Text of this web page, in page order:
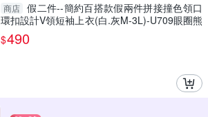
商店 假二件--簡約百搭款假兩件拼接撞色領口
環扣設計V領短袖上衣(白.灰M-3L)-U709眼圈熊
中大尺碼
$490